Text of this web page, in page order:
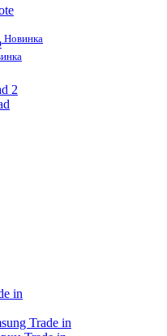
Новинка
2
in
Trade in